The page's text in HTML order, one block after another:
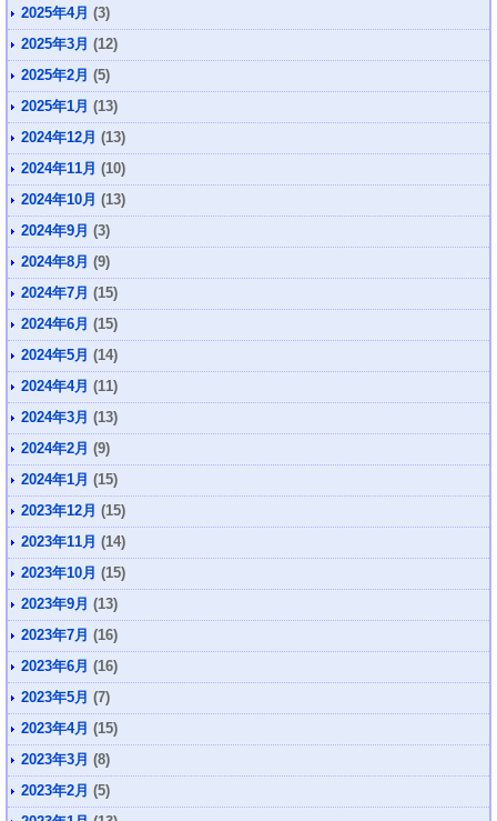
2025年4月 (3)
2025年3月 (12)
2025年2月 (5)
2025年1月 (13)
2024年12月 (13)
2024年11月 (10)
2024年10月 (13)
2024年9月 (3)
2024年8月 (9)
2024年7月 (15)
2024年6月 (15)
2024年5月 (14)
2024年4月 (11)
2024年3月 (13)
2024年2月 (9)
2024年1月 (15)
2023年12月 (15)
2023年11月 (14)
2023年10月 (15)
2023年9月 (13)
2023年7月 (16)
2023年6月 (16)
2023年5月 (7)
2023年4月 (15)
2023年3月 (8)
2023年2月 (5)